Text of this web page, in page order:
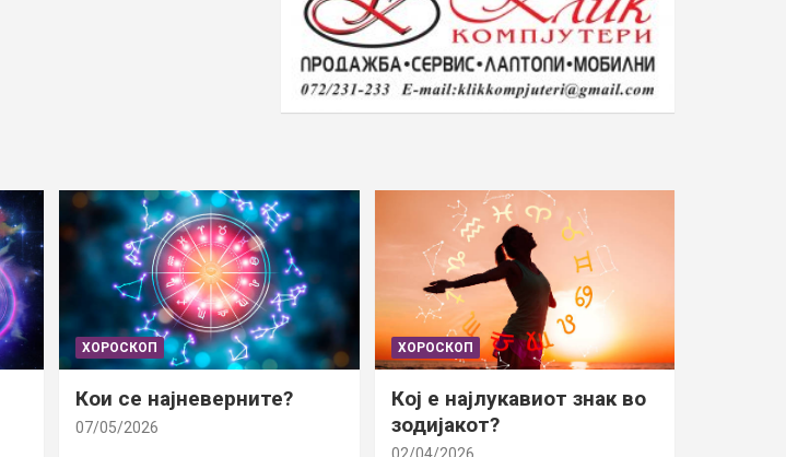
ХОРОСКОП
Кои се најневерните?
07/05/2026
ХОРОСКОП
Кој е најлукавиот знак во
зодијакот?